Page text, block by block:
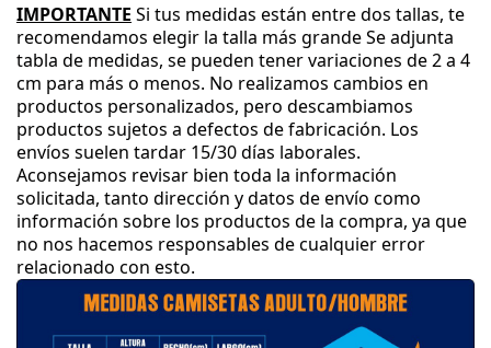
IMPORTANTE Si tus medidas están entre dos tallas, te
recomendamos elegir la talla más grandeSe adjunta
tabla de medidas, se pueden tener variaciones de 2 a 4
cm para más o menos. No realizamos cambios en
productos personalizados, pero descambiamos
productos sujetos a defectos de fabricación. Los
envíos suelen tardar 15/30 días laborales.
Aconsejamos revisar bien toda la información
solicitada, tanto dirección y datos de envío como
información sobre los productos de la compra, ya que
no nos hacemos responsables de cualquier error
relacionado con esto.